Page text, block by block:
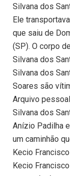
Silvana dos
Ele
que saiu de
(SP). O corpo
Silvana dos
Silvana dos
Soares são
Arquivo pessoal
Silvana dos
Anízio Padilha
um caminhão
Kecio
Kecio